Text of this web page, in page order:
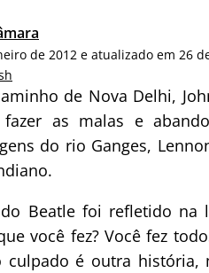
de 2012 e atualizado em 26
de Nova Delhi,
as malas e
do rio Ganges,
Beatle foi refletido na
você fez? Você fez
culpado é outra